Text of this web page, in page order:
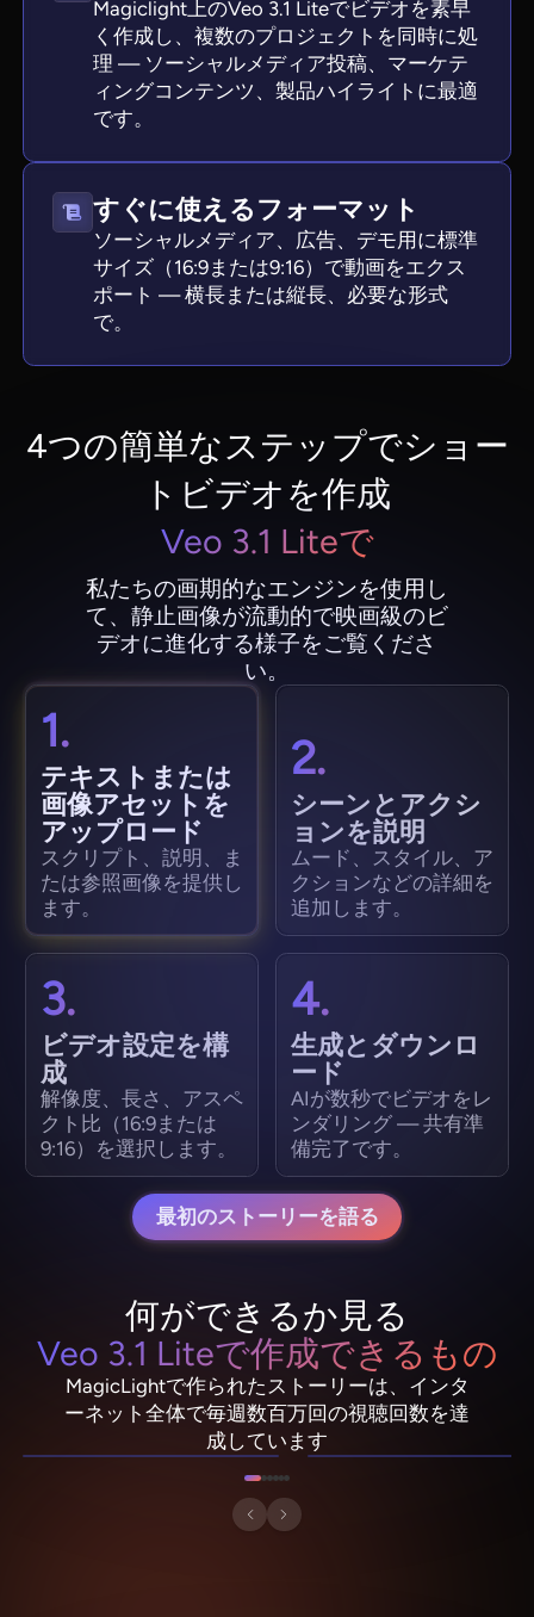
Magiclight上のVeo 3.1 Liteでビデオを素早
く作成し、複数のプロジェクトを同時に処
理 — ソーシャルメディア投稿、マーケテ
ィングコンテンツ、製品ハイライトに最適
です。
すぐに使えるフォーマット
ソーシャルメディア、広告、デモ用に標準
サイズ（16:9または9:16）で動画をエクス
ポート — 横長または縦長、必要な形式
で。
4つの簡単なステップでショー
トビデオを作成
Veo 3.1 Liteで
私たちの画期的なエンジンを使用し
て、静止画像が流動的で映画級のビ
デオに進化する様子をご覧くださ
い。
1.
テキストまたは
画像アセットを
アップロード
スクリプト、説明、ま
たは参照画像を提供し
ます。
2.
シーンとアクシ
ョンを説明
ムード、スタイル、ア
クションなどの詳細を
追加します。
3.
ビデオ設定を構
成
解像度、長さ、アスペ
クト比（16:9または
9:16）を選択します。
4.
生成とダウンロ
ード
AIが数秒でビデオをレ
ンダリング — 共有準
備完了です。
最初のストーリーを語る
何ができるか見る
Veo 3.1 Liteで作成できるもの
MagicLightで作られたストーリーは、インタ
ーネット全体で毎週数百万回の視聴回数を達
成しています
ネビュラドリフタ
ー
リオ・“スパーク”・ヴァ
ピクセル浪人
モモ・ザ・モッシュル
ーム